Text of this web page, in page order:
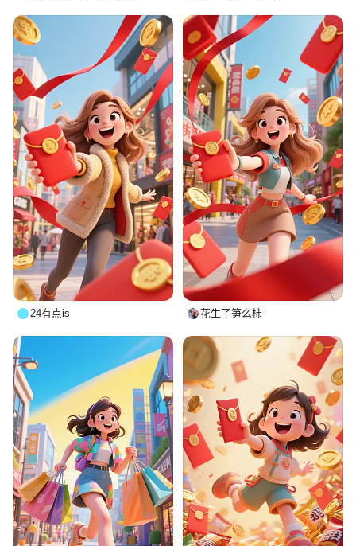
24有点is 花生了笋么柿